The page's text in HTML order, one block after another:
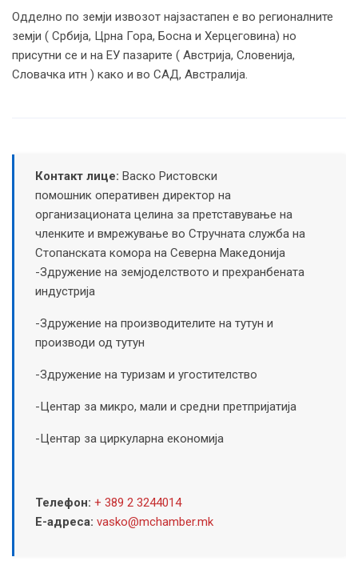
Одделно по земји извозот најзастапен е во регионалните
земји ( Србија, Црна Гора, Босна и Херцеговина) но
присутни се и на ЕУ пазарите ( Австрија, Словенија,
Словачка итн ) како и во САД, Австралија.
Контакт лице: Васко Ристовски
помошник оперативен директор на
организационата целина за претставување на
членките и вмрежување во Стручната служба на
Стопанската комора на Северна Македонија
-Здружение на земјоделството и прехранбената
индустрија
-Здружение на производителите на тутун и
производи од тутун
-Здружение на туризам и угостителство
-Центар за микро, мали и средни претпријатија
-Центар за циркуларна економија
Телефон: + 389 2 3244014
Е-адреса: vasko@mchamber.mk